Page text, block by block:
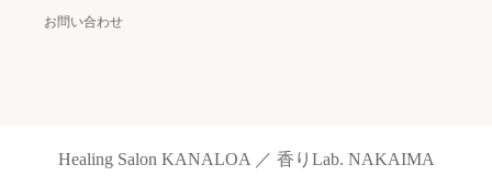
お問い合わせ
Healing Salon KANALOA ／ 香りLab. NAKAIMA